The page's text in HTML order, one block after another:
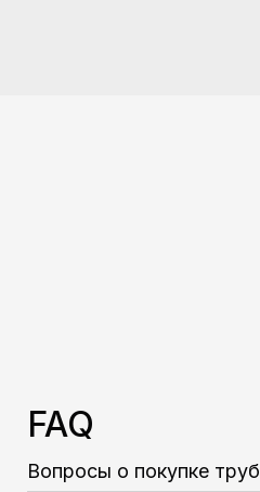
FAQ
Вопросы о покупке труб